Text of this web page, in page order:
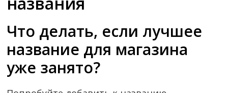
Что делать, если лучшее
название для магазина
уже занято?